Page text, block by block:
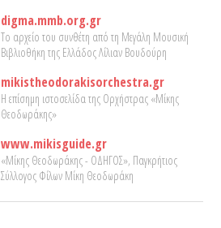
digma.mmb.org.gr
Το αρχείο του συνθέτη από τη Μεγάλη Μουσική
Βιβλιοθήκη της Ελλάδος Λίλιαν Βουδούρη
mikistheodorakisorchestra.gr
Η επίσημη ιστοσελίδα της Ορχήστρας «Μίκης
Θεοδωράκης»
www.mikisguide.gr
«Μίκης Θεοδωράκης - ΟΔΗΓΟΣ», Παγκρήτιος
Σύλλογος Φίλων Μίκη Θεοδωράκη